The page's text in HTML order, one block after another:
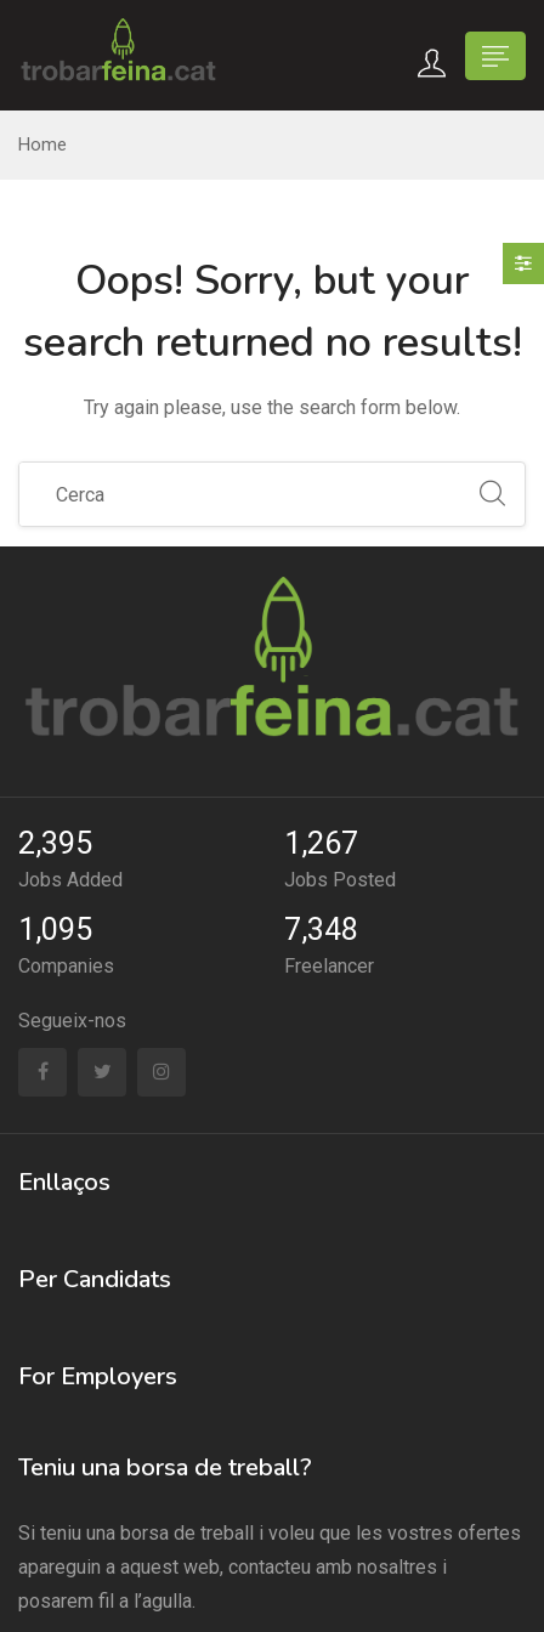
Home
Oops! Sorry, but your
search returned no results!
Try again please, use the search form below.
2,395
Jobs Added
1,267
Jobs Posted
1,095
Companies
7,348
Freelancer
Segueix-nos
Enllaços
Per Candidats
For Employers
Teniu una borsa de treball?
Si teniu una borsa de treball i voleu que les vostres ofertes
apareguin a aquest web, contacteu amb nosaltres i
posarem fil a l’agulla.